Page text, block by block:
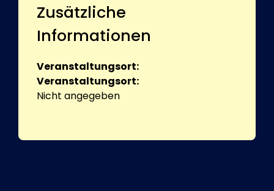
Zusätzliche
Informationen
Veranstaltungsort:
Veranstaltungsort:
Nicht angegeben